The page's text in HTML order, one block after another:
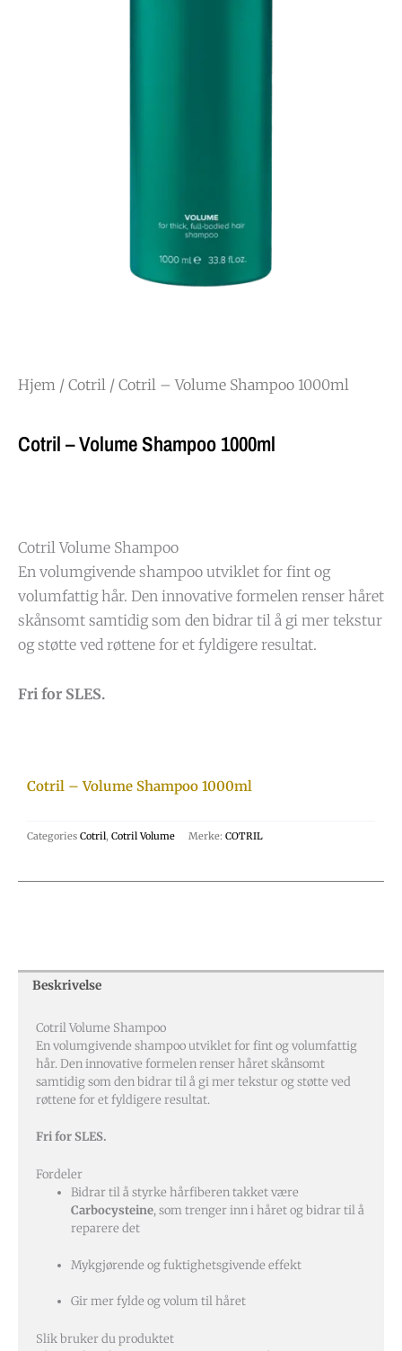
Hjem / Cotril / Cotril – Volume Shampoo 1000ml
Cotril – Volume Shampoo 1000ml
Cotril Volume Shampoo
En volumgivende shampoo utviklet for fint og
volumfattig hår. Den innovative formelen renser håret
skånsomt samtidig som den bidrar til å gi mer tekstur
og støtte ved røttene for et fyldigere resultat.
Fri for SLES.
Cotril – Volume Shampoo 1000ml
Categories Cotril, Cotril Volume Merke: COTRIL
Beskrivelse
Cotril Volume Shampoo
En volumgivende shampoo utviklet for fint og volumfattig
hår. Den innovative formelen renser håret skånsomt
samtidig som den bidrar til å gi mer tekstur og støtte ved
røttene for et fyldigere resultat.
Fri for SLES.
Fordeler
Bidrar til å styrke hårfiberen takket være
Carbocysteine, som trenger inn i håret og bidrar til å
reparere det
Mykgjørende og fuktighetsgivende effekt
Gir mer fylde og volum til håret
Slik bruker du produktet